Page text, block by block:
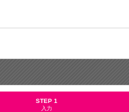
STEP 1
入力